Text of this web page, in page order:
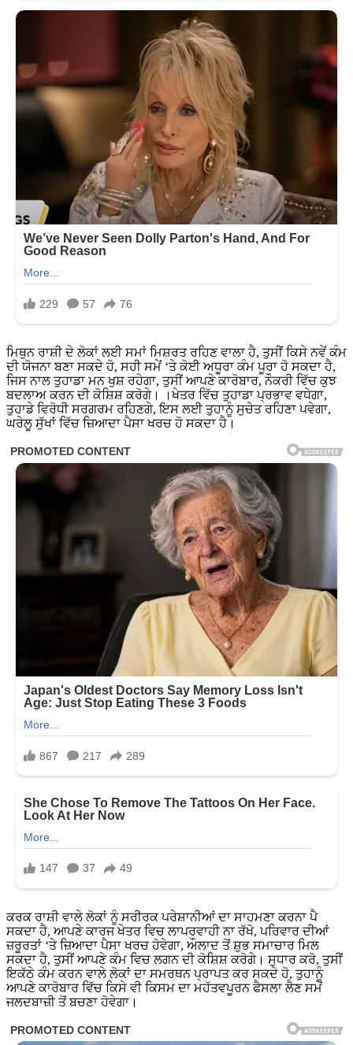
ਮਿਥੁਨ ਰਾਸ਼ੀ ਦੇ ਲੋਕਾਂ ਲਈ ਸਮਾਂ ਮਿਸ਼ਰਤ ਰਹਿਣ ਵਾਲਾ ਹੈ, ਤੁਸੀਂ ਕਿਸੇ ਨਵੇਂ ਕੰਮ
ਦੀ ਯੋਜਨਾ ਬਣਾ ਸਕਦੇ ਹੋ, ਸਹੀ ਸਮੇਂ ‘ਤੇ ਕੋਈ ਅਧੂਰਾ ਕੰਮ ਪੂਰਾ ਹੋ ਸਕਦਾ ਹੈ,
ਜਿਸ ਨਾਲ ਤੁਹਾਡਾ ਮਨ ਖੁਸ਼ ਰਹੇਗਾ, ਤੁਸੀਂ ਆਪਣੇ ਕਾਰੋਬਾਰ, ਨੌਕਰੀ ਵਿੱਚ ਕੁਝ
ਬਦਲਾਅ ਕਰਨ ਦੀ ਕੋਸ਼ਿਸ਼ ਕਰੋਗੇ। ।ਖੇਤਰ ਵਿੱਚ ਤੁਹਾਡਾ ਪ੍ਰਭਾਵ ਵਧੇਗਾ,
ਤੁਹਾਡੇ ਵਿਰੋਧੀ ਸਰਗਰਮ ਰਹਿਣਗੇ, ਇਸ ਲਈ ਤੁਹਾਨੂੰ ਸੁਚੇਤ ਰਹਿਣਾ ਪਵੇਗਾ,
ਘਰੇਲੂ ਸੁੱਖਾਂ ਵਿੱਚ ਜ਼ਿਆਦਾ ਪੈਸਾ ਖਰਚ ਹੋ ਸਕਦਾ ਹੈ।
ਕਰਕ ਰਾਸ਼ੀ ਵਾਲੇ ਲੋਕਾਂ ਨੂੰ ਸਰੀਰਕ ਪਰੇਸ਼ਾਨੀਆਂ ਦਾ ਸਾਹਮਣਾ ਕਰਨਾ ਪੈ
ਸਕਦਾ ਹੈ, ਆਪਣੇ ਕਾਰਜ ਖੇਤਰ ਵਿਚ ਲਾਪਰਵਾਹੀ ਨਾ ਰੱਖੋ, ਪਰਿਵਾਰ ਦੀਆਂ
ਜ਼ਰੂਰਤਾਂ ‘ਤੇ ਜ਼ਿਆਦਾ ਪੈਸਾ ਖਰਚ ਹੋਵੇਗਾ, ਔਲਾਦ ਤੋਂ ਸ਼ੁਭ ਸਮਾਚਾਰ ਮਿਲ
ਸਕਦਾ ਹੈ, ਤੁਸੀਂ ਆਪਣੇ ਕੰਮ ਵਿਚ ਲਗਨ ਦੀ ਕੋਸ਼ਿਸ਼ ਕਰੋਗੇ। ਸੁਧਾਰ ਕਰੋ, ਤੁਸੀਂ
ਇਕੱਠੇ ਕੰਮ ਕਰਨ ਵਾਲੇ ਲੋਕਾਂ ਦਾ ਸਮਰਥਨ ਪ੍ਰਾਪਤ ਕਰ ਸਕਦੇ ਹੋ, ਤੁਹਾਨੂੰ
ਆਪਣੇ ਕਾਰੋਬਾਰ ਵਿੱਚ ਕਿਸੇ ਵੀ ਕਿਸਮ ਦਾ ਮਹੱਤਵਪੂਰਨ ਫੈਸਲਾ ਲੈਣ ਸਮੇਂ
ਜਲਦਬਾਜ਼ੀ ਤੋਂ ਬਚਣਾ ਹੋਵੇਗਾ।